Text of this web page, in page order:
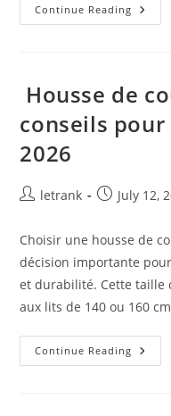
Continue Reading
Housse de
conseils
2026
Postletrank
PostJuly 12,
Choisir une housse de
décision importante
et durabilité. Cette taille
aux lits de 140 ou 160
Continue Reading
De